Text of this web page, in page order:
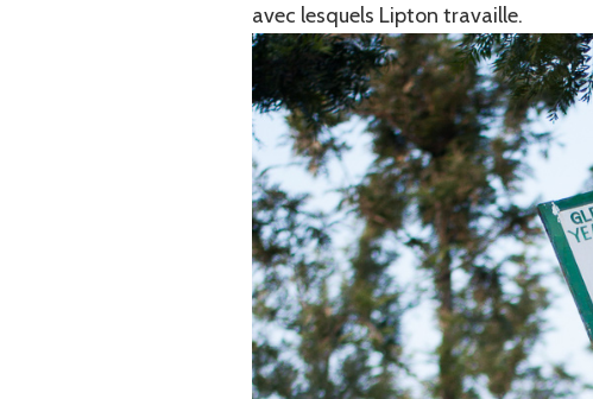
avec lesquels Lipton travaille.